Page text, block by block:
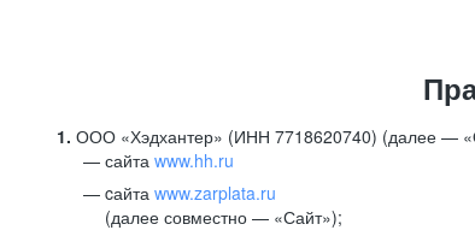
1. ООО «Хэдхантер» (ИНН 7718620740) (далее —
сайта www.hh.ru
cайта www.zarplata.ru
(далее совместно — «Сайт»);